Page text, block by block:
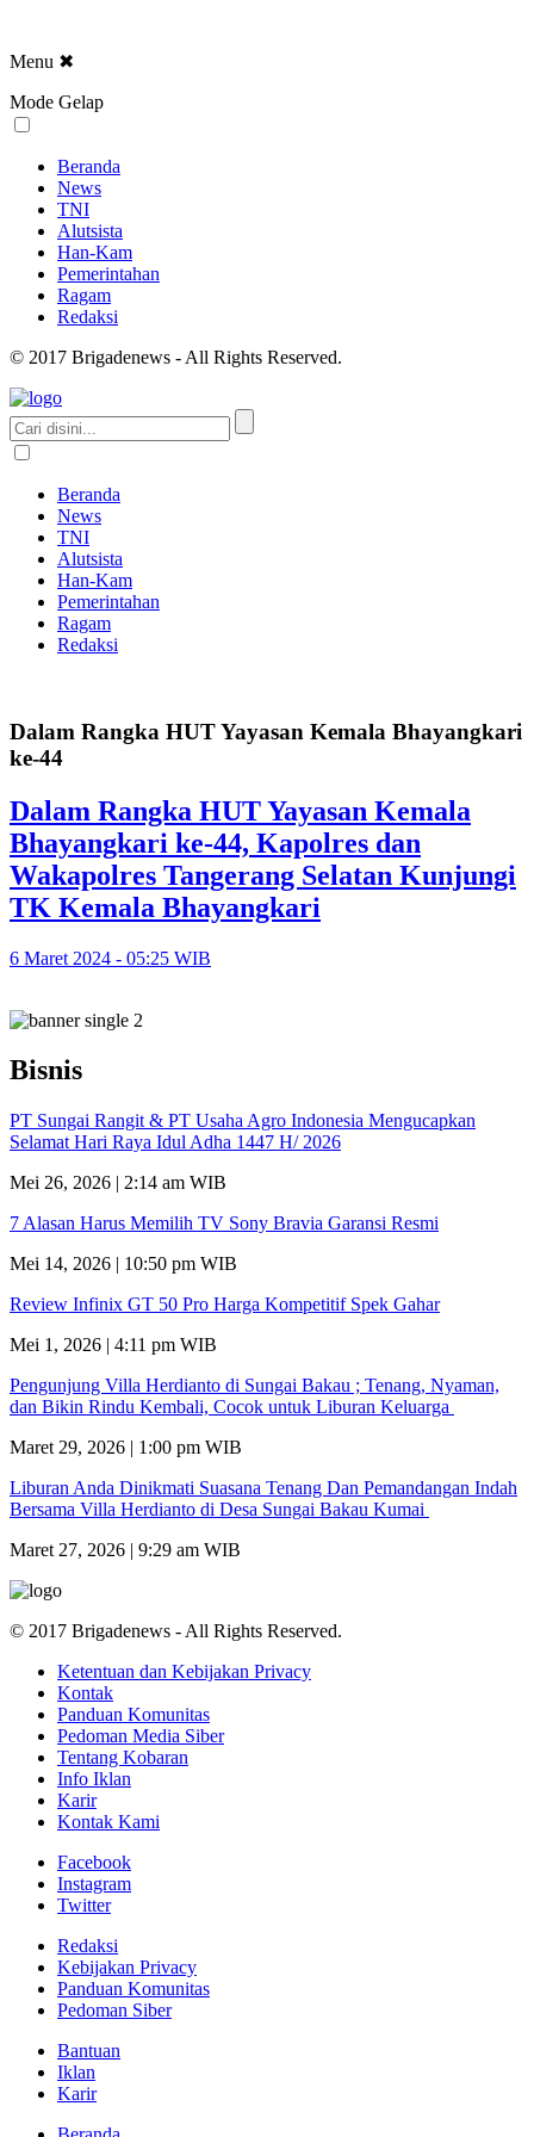
Menu ✖
Mode Gelap
Beranda
News
TNI
Alutsista
Han-Kam
Pemerintahan
Ragam
Redaksi
© 2017 Brigadenews - All Rights Reserved.
Beranda
News
TNI
Alutsista
Han-Kam
Pemerintahan
Ragam
Redaksi
Dalam Rangka HUT Yayasan Kemala Bhayangkari
ke-44
Dalam Rangka HUT Yayasan Kemala
Bhayangkari ke-44, Kapolres dan
Wakapolres Tangerang Selatan Kunjungi
TK Kemala Bhayangkari
6 Maret 2024 - 05:25 WIB
Bisnis
PT Sungai Rangit & PT Usaha Agro Indonesia Mengucapkan
Selamat Hari Raya Idul Adha 1447 H/ 2026
Mei 26, 2026 | 2:14 am WIB
7 Alasan Harus Memilih TV Sony Bravia Garansi Resmi
Mei 14, 2026 | 10:50 pm WIB
Review Infinix GT 50 Pro Harga Kompetitif Spek Gahar
Mei 1, 2026 | 4:11 pm WIB
Pengunjung Villa Herdianto di Sungai Bakau ; Tenang, Nyaman,
dan Bikin Rindu Kembali, Cocok untuk Liburan Keluarga
Maret 29, 2026 | 1:00 pm WIB
Liburan Anda Dinikmati Suasana Tenang Dan Pemandangan Indah
Bersama Villa Herdianto di Desa Sungai Bakau Kumai
Maret 27, 2026 | 9:29 am WIB
© 2017 Brigadenews - All Rights Reserved.
Ketentuan dan Kebijakan Privacy
Kontak
Panduan Komunitas
Pedoman Media Siber
Tentang Kobaran
Info Iklan
Karir
Kontak Kami
Facebook
Instagram
Twitter
Redaksi
Kebijakan Privacy
Panduan Komunitas
Pedoman Siber
Bantuan
Iklan
Karir